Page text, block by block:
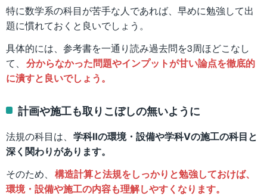
特に数学系の科目が苦手な人であれば、早めに勉強して出
題に慣れておくと良いでしょう。
具体的には、参考書を一通り読み過去問を3周ほどこなし
て、 分からなかった問題やインプットが甘い論点を徹底的
に潰すと良いでしょう。
計画や施工も取りこぼしの無いように
法規の科目は、 学科Ⅱの環境・設備や学科Ⅴの施工の科目と
深く関わりがあります。
そのため、 構造計算と法規をしっかりと勉強しておけば、
環境・設備や施工の内容も理解しやすくなります。